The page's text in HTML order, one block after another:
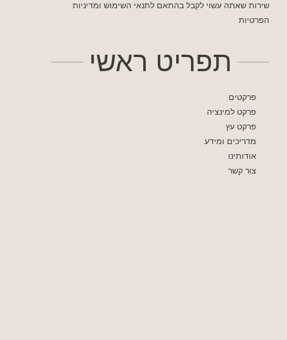
שירות שאתה עשוי לקבל בהתאם לתנאי השימוש ומדיניות
הפרטיות
תפריט ראשי
פרקטים
פרקט למינציה
פרקט עץ
מדריכים ומידע
אודותינו
צור קשר